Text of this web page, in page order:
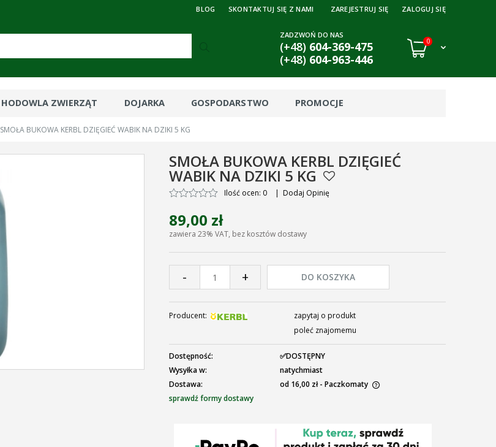
ZAREJESTRUJ SIĘ ZALOGUJ SIĘ
BLOG SKONTAKTUJ SIĘ Z NAMI
ZADZWOŃ DO NAS
(+48)604-369-475
(+48) 604-963-446
0
HODOWLA ZWIERZĄT DOJARKA GOSPODARSTWO PROMOCJE
SMOŁA BUKOWA KERBL DZIĘGIEĆ WABIK NA DZIKI 5 KG
SMOŁA BUKOWA KERBL DZIĘGIEĆ
WABIK NA DZIKI 5 KG
Ilość ocen: 0 | Dodaj Opinię
89,00 zł
zawiera 23% VAT, bez kosztów dostawy
- + DO KOSZYKA
Producent:
zapytaj o produkt
poleć znajomemu
Dostępność:
✅DOSTĘPNY
Wysyłka w:
natychmiast
Dostawa:
od 16,00 zł - Paczkomaty
sprawdź formy dostawy